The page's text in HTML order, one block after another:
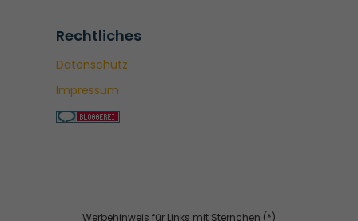
Rechtliches
Datenschutz
Impressum
Werbehinweis für Links mit Sternchen (*)